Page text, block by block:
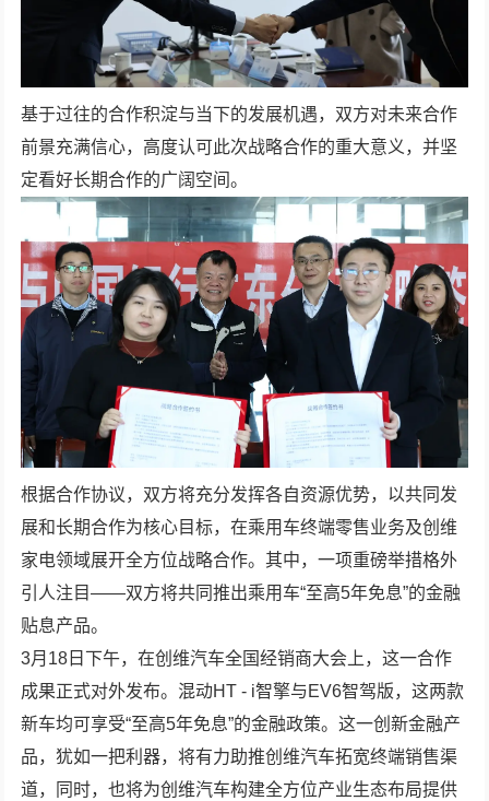
基于过往的合作积淀与当下的发展机遇，双方对未来合作
前景充满信心，高度认可此次战略合作的重大意义，并坚
定看好长期合作的广阔空间。
根据合作协议，双方将充分发挥各自资源优势，以共同发
展和长期合作为核心目标，在乘用车终端零售业务及创维
家电领域展开全方位战略合作。其中，一项重磅举措格外
引人注目——双方将共同推出乘用车“至高5年免息”的金融
贴息产品。
3月18日下午，在创维汽车全国经销商大会上，这一合作
成果正式对外发布。混动HT - i智擎与EV6智驾版，这两款
新车均可享受“至高5年免息”的金融政策。这一创新金融产
品，犹如一把利器，将有力助推创维汽车拓宽终端销售渠
道，同时，也将为创维汽车构建全方位产业生态布局提供